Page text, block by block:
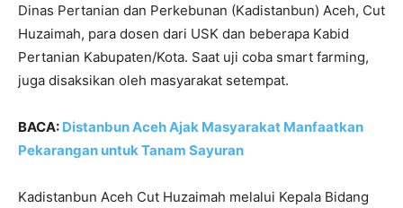
Dinas Pertanian dan Perkebunan (Kadistanbun) Aceh, Cut
Huzaimah, para dosen dari USK dan beberapa Kabid
Pertanian Kabupaten/Kota. Saat uji coba smart farming,
juga disaksikan oleh masyarakat setempat.
BACA: Distanbun Aceh Ajak Masyarakat Manfaatkan
Pekarangan untuk Tanam Sayuran
Kadistanbun Aceh Cut Huzaimah melalui Kepala Bidang